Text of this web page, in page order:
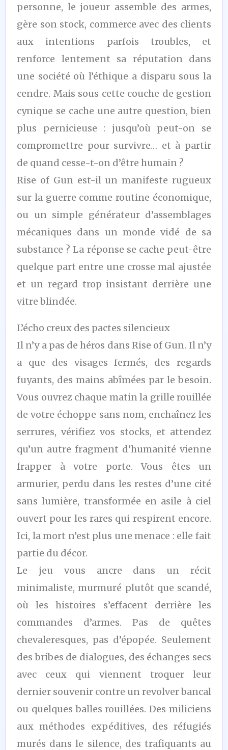
personne, le joueur assemble des armes,
gère son stock, commerce avec des clients
aux intentions parfois troubles, et
renforce lentement sa réputation dans
une société où l’éthique a disparu sous la
cendre. Mais sous cette couche de gestion
cynique se cache une autre question, bien
plus pernicieuse : jusqu’où peut-on se
compromettre pour survivre… et à partir
de quand cesse-t-on d’être humain ?
Rise of Gun est-il un manifeste rugueux
sur la guerre comme routine économique,
ou un simple générateur d’assemblages
mécaniques dans un monde vidé de sa
substance ? La réponse se cache peut-être
quelque part entre une crosse mal ajustée
et un regard trop insistant derrière une
vitre blindée.
L’écho creux des pactes silencieux
Il n’y a pas de héros dans Rise of Gun. Il n’y
a que des visages fermés, des regards
fuyants, des mains abîmées par le besoin.
Vous ouvrez chaque matin la grille rouillée
de votre échoppe sans nom, enchaînez les
serrures, vérifiez vos stocks, et attendez
qu’un autre fragment d’humanité vienne
frapper à votre porte. Vous êtes un
armurier, perdu dans les restes d’une cité
sans lumière, transformée en asile à ciel
ouvert pour les rares qui respirent encore.
Ici, la mort n’est plus une menace : elle fait
partie du décor.
Le jeu vous ancre dans un récit
minimaliste, murmuré plutôt que scandé,
où les histoires s’effacent derrière les
commandes d’armes. Pas de quêtes
chevaleresques, pas d’épopée. Seulement
des bribes de dialogues, des échanges secs
avec ceux qui viennent troquer leur
dernier souvenir contre un revolver bancal
ou quelques balles rouillées. Des miliciens
aux méthodes expéditives, des réfugiés
murés dans le silence, des trafiquants au